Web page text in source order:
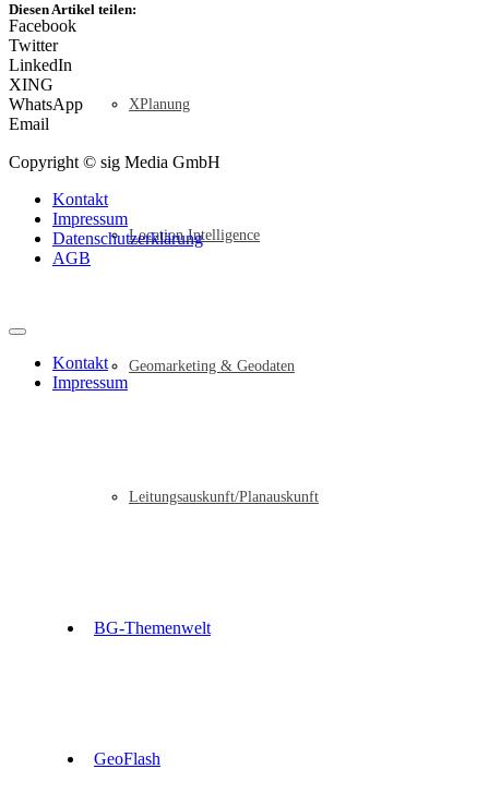
XPlanung
Location Intelligence
Geomarketing & Geodaten
Leitungsauskunft/Planauskunft
BG-Themenwelt
GeoFlash
Diesen Artikel teilen:
Facebook
Twitter
LinkedIn
XING
WhatsApp
Email
Copyright © sig Media GmbH
Kontakt
Impressum
Datenschutzerklärung
AGB
Kontakt
Impressum